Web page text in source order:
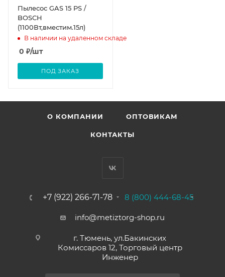
Пылесос GAS 15 PS /
BOSCH
(1100Вт,вместим.15л)
В наличии на удаленном складе
0 ₽/шт
ПОД ЗАКАЗ
О КОМПАНИИ ОПТОВИКАМ
КОНТАКТЫ
+7 (922) 266-71-78 8 (800) 444-68-45
info@metiztorg-shop.ru
г. Тюмень, ул.Бакинских
Комиссаров 12, Торговый центр
Инженер